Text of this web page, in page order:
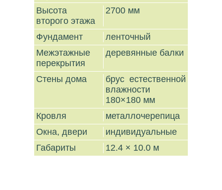
Высота
второго этажа
2700 мм
Фундамент
ленточный
Межэтажные
перекрытия
деревянные балки
Стены дома
брус естественной
влажности
180×180 мм
Кровля
металлочерепица
Окна, двери
индивидуальные
Габариты
12.4 × 10.0 м